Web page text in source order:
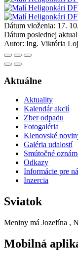
Dátum vloženia: 17.
Dátum poslednej
Autor: Ing. Viktória
Aktuálne
Aktuality
Kalendár akcií
Zber odpadu
Fotogaléria
Klenovské
Galéria udalostí
Smútočné
Odkazy
Informácie pre
Inzercia
Sviatok
Meniny má Jozefína ,
Mobilná